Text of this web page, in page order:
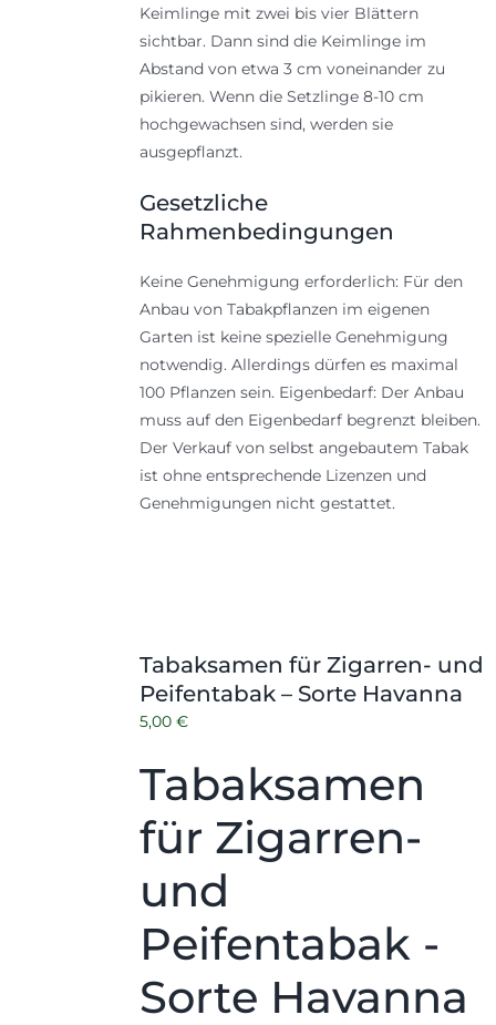
Keimlinge mit zwei bis vier Blättern
sichtbar. Dann sind die Keimlinge im
Abstand von etwa 3 cm voneinander zu
pikieren. Wenn die Setzlinge 8-10 cm
hochgewachsen sind, werden sie
ausgepflanzt.
Gesetzliche
Rahmenbedingungen
Keine Genehmigung erforderlich: Für den
Anbau von Tabakpflanzen im eigenen
Garten ist keine spezielle Genehmigung
notwendig. Allerdings dürfen es maximal
100 Pflanzen sein. Eigenbedarf: Der Anbau
muss auf den Eigenbedarf begrenzt bleiben.
Der Verkauf von selbst angebautem Tabak
ist ohne entsprechende Lizenzen und
Genehmigungen nicht gestattet.
Tabaksamen für Zigarren- und
Peifentabak – Sorte Havanna
5,00 €
Tabaksamen
für Zigarren-
und
Peifentabak -
Sorte Havanna